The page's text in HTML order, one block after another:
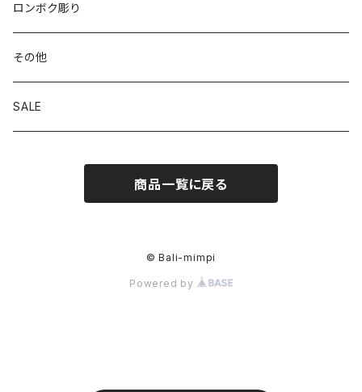
ロンボク彫り
その他
SALE
商品一覧に戻る
© Bali-mimpi
Powered by